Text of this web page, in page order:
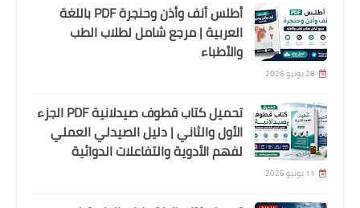
الصحة العامة
ملف كامل عن أدوية متعلقة بأمراض
نسائية
أطلس أنف وأذن وحنجرة PDF باللغة
العربية | مرجع شامل لطلاب الطب
والأطباء
28 يونيو 2026
تحميل كتاب قطوف صيدلانية PDF الجزء
الأول والثاني | دليل الصيدلي العملي
لفهم الأدوية والتفاعلات الدوائية
11 يونيو 2026